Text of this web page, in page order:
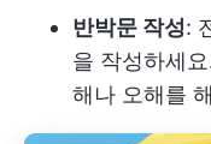
반박문 작성:
을 작성하세
해나 오해를